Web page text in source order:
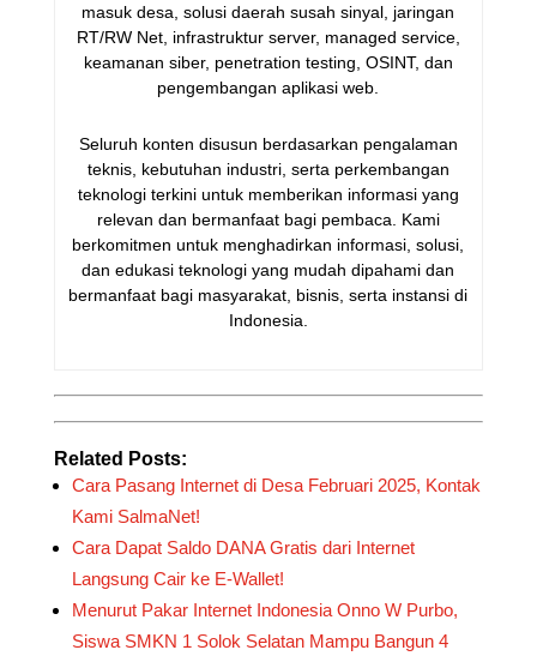
masuk desa, solusi daerah susah sinyal, jaringan
RT/RW Net, infrastruktur server, managed service,
keamanan siber, penetration testing, OSINT, dan
pengembangan aplikasi web.
Seluruh konten disusun berdasarkan pengalaman
teknis, kebutuhan industri, serta perkembangan
teknologi terkini untuk memberikan informasi yang
relevan dan bermanfaat bagi pembaca. Kami
berkomitmen untuk menghadirkan informasi, solusi,
dan edukasi teknologi yang mudah dipahami dan
bermanfaat bagi masyarakat, bisnis, serta instansi di
Indonesia.
Related Posts:
Cara Pasang Internet di Desa Februari 2025, Kontak
Kami SalmaNet!
Cara Dapat Saldo DANA Gratis dari Internet
Langsung Cair ke E-Wallet!
Menurut Pakar Internet Indonesia Onno W Purbo,
Siswa SMKN 1 Solok Selatan Mampu Bangun 4